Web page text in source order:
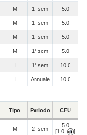
M 1° sem 5.0
M 1° sem 5.0
M 1° sem 5.0
M 1° sem 5.0
I 1° sem 10.0
I Annuale 10.0
Tipo Periodo CFU
M 2° sem
5.0
[1.0
]